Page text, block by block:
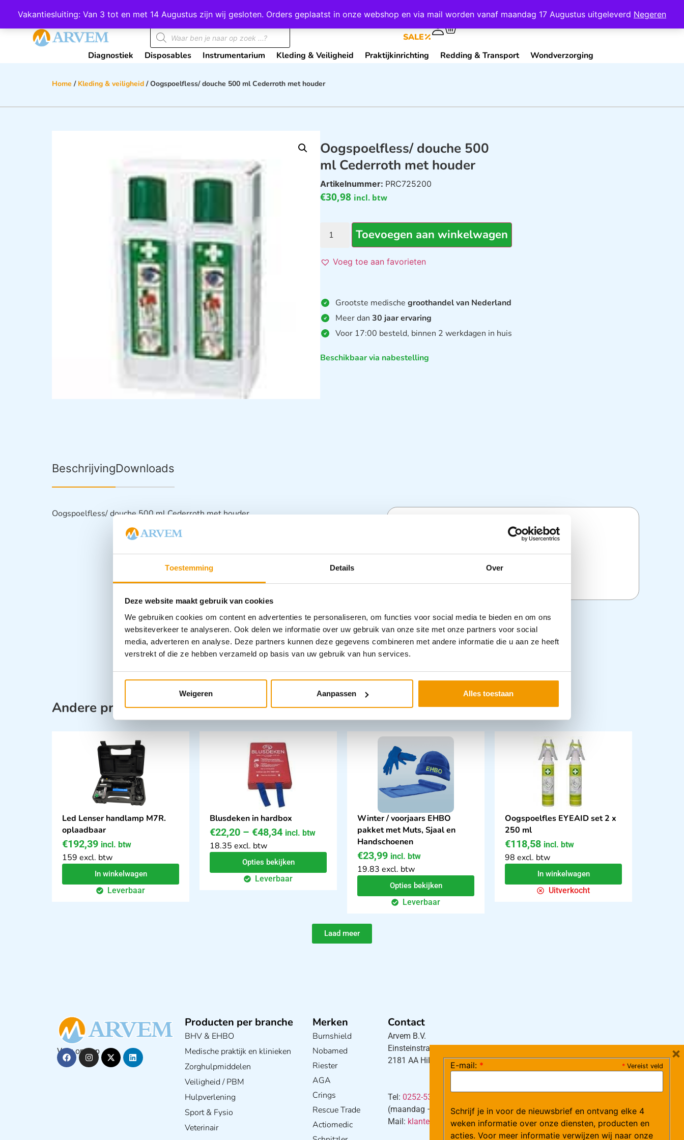
Toestemming Details Over
Deze website maakt gebruik van cookies
We gebruiken cookies om content en advertenties te personaliseren, om functies voor social media te bieden en om ons
websiteverkeer te analyseren. Ook delen we informatie over uw gebruik van onze site met onze partners voor social
media, adverteren en analyse. Deze partners kunnen deze gegevens combineren met andere informatie die u aan ze heeft
verstrekt of die ze hebben verzameld op basis van uw gebruik van hun services.
Weigeren Aanpassen Alles toestaan
Vakantiesluiting: Van 3 tot en met 14 Augustus zijn wij gesloten. Orders geplaatst in onze webshop en via mail worden vanaf maandag 17 Augustus uitgeleverd Negeren
Wij scoren een 4,8 op Google Mijn Account Contact
SALE
Diagnostiek Disposables Instrumentarium Kleding & Veiligheid Praktijkinrichting Redding & Transport Wondverzorging
Home / Kleding & veiligheid / Oogspoelfless/ douche 500 ml Cederroth met houder
Oogspoelfless/ douche 500
ml Cederroth met houder
Artikelnummer: PRC725200
€30,98 incl. btw
Toevoegen aan winkelwagen
Voeg toe aan favorieten
Grootste medischegroothandel van Nederland
Meer dan30 jaar ervaring
Voor 17:00 besteld, binnen 2 werkdagen in huis
Beschikbaar via nabestelling
BeschrijvingDownloads
Oogspoelfless/ douche 500 ml Cederroth met houder
Kleding & veiligheid
Andere producten in deze categorie:
Led Lenser handlamp M7R.
oplaadbaar
€192,39 incl. btw
159 excl. btw
In winkelwagen
Leverbaar
Blusdeken in hardbox
€22,20 – €48,34 incl. btw
18.35 excl. btw
Opties bekijken
Leverbaar
Winter / voorjaars EHBO
pakket met Muts, Sjaal en
Handschoenen
€23,99 incl. btw
19.83 excl. btw
Opties bekijken
Leverbaar
Oogspoelfles EYEAID set 2 x
250 ml
€118,58 incl. btw
98 excl. btw
In winkelwagen
Uitverkocht
Laad meer
Volg ons op
Producten per branche
BHV & EHBO
Medische praktijk en klinieken
Zorghulpmiddelen
Veiligheid / PBM
Hulpverlening
Sport & Fysio
Veterinair
Merken
Burnshield
Nobamed
Riester
AGA
Crings
Rescue Trade
Actiomedic
Contact
Arvem B.V.
Einsteinstraat 5
2181 AA Hillegom
Tel: 0252-533256
(maandag – donderdag 08:30-17:15 uur / vrijdag 08:30-16:00 uur)
Mail: klantenservice@arvem.nl
* Vereist veld
E-mail: *
Schrijf je in voor de nieuwsbrief en ontvang elke 4
weken informatie over onze diensten, producten en
acties. Voor meer informatie verwijzen wij naar onze
×